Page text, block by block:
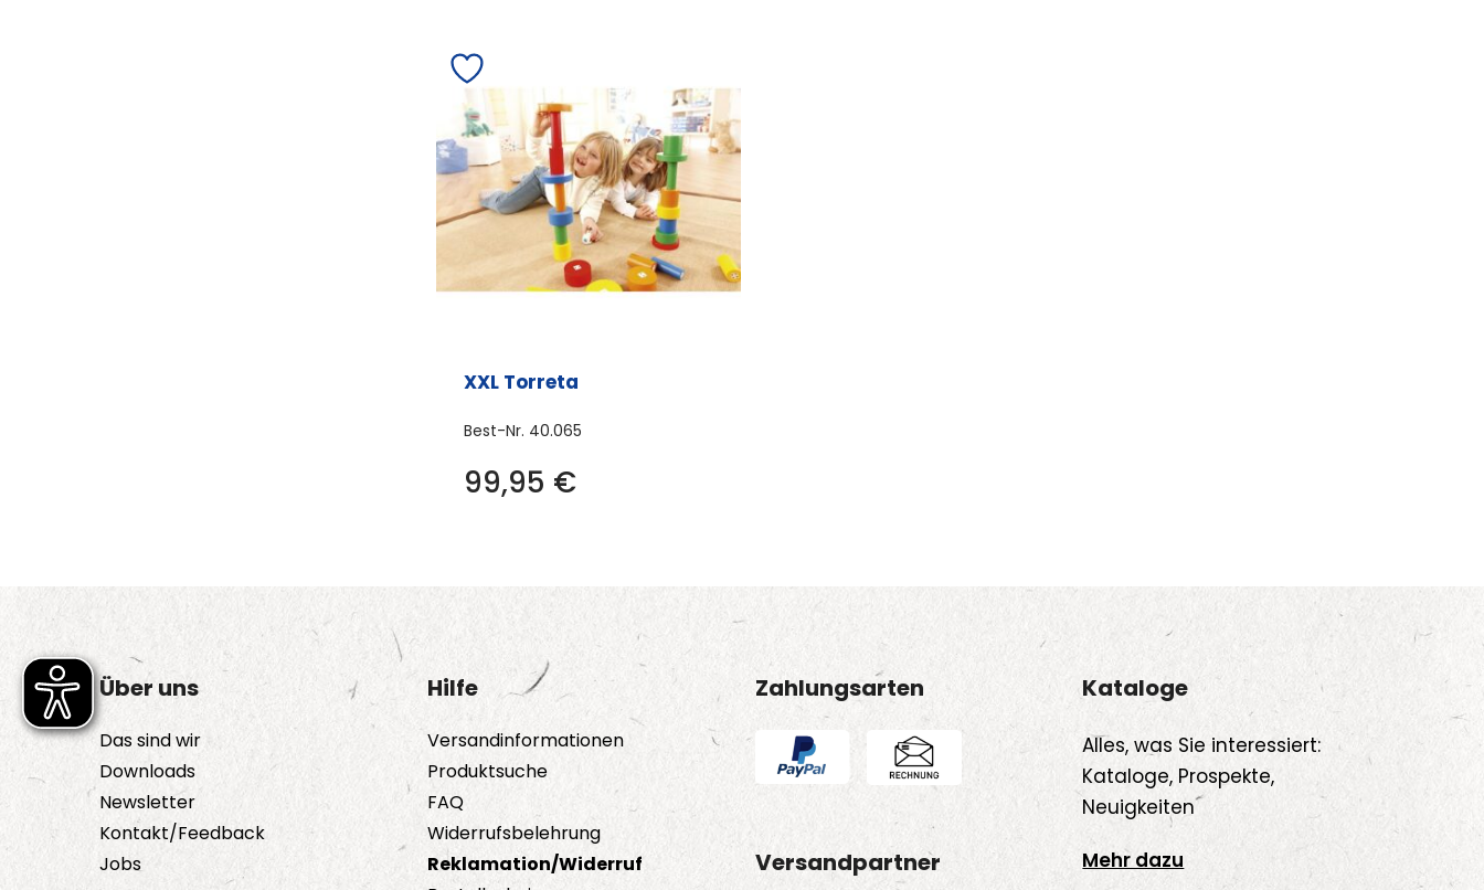
XXL Torreta
Best-Nr. 40.065
99,95 €
Über uns
Das sind wir
Downloads
Newsletter
Kontakt/Feedback
Jobs
Hilfe
Versandinformationen
Produktsuche
FAQ
Widerrufsbelehrung
Reklamation/Widerruf
Zahlungsarten
Versandpartner
Kataloge
Alles, was Sie interessiert:
Kataloge, Prospekte,
Neuigkeiten
Mehr dazu